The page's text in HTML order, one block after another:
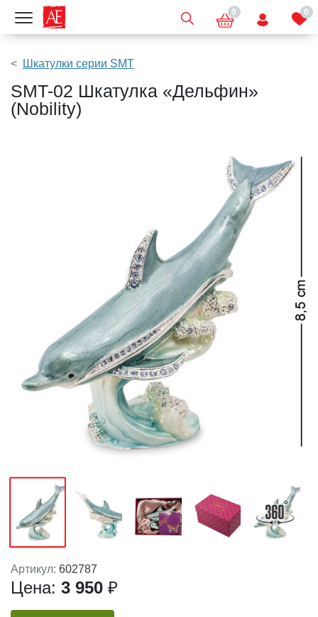
Показать меню 0 0
Шкатулки серии SMT
SMT-02 Шкатулка «Дельфин»
(Nobility)
Артикул: 602787
Цена: 3 950 ₽